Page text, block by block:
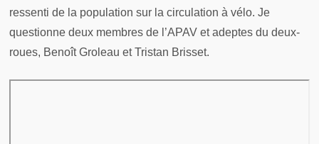
ressenti de la population sur la circulation à vélo. Je
questionne deux membres de l’APAV et adeptes du deux-
roues, Benoît Groleau et Tristan Brisset.